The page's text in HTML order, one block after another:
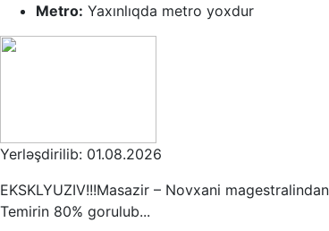
Metro: Yaxınlıqda metro yoxdur
Yerləşdirilib: 01.08.2026
EKSKLYUZIV!!!Masazir – Novxani
Temirin 80% gorulub...